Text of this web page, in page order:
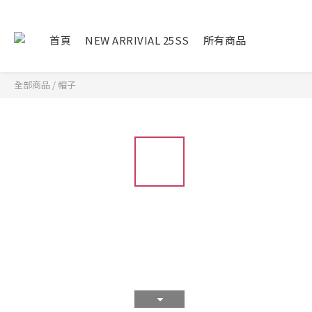
首頁 NEW ARRIVIAL 25SS 所有商品
全部商品 / 帽子